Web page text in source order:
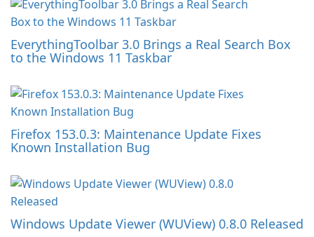
EverythingToolbar 3.0 Brings a Real Search Box
to the Windows 11 Taskbar
Firefox 153.0.3: Maintenance Update Fixes
Known Installation Bug
Windows Update Viewer (WUView) 0.8.0 Released